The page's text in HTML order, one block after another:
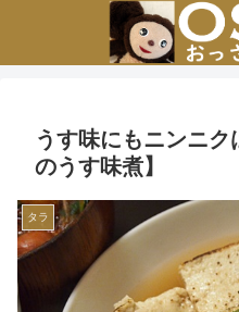
うす味にもニンニ
のうす味煮】
タラ